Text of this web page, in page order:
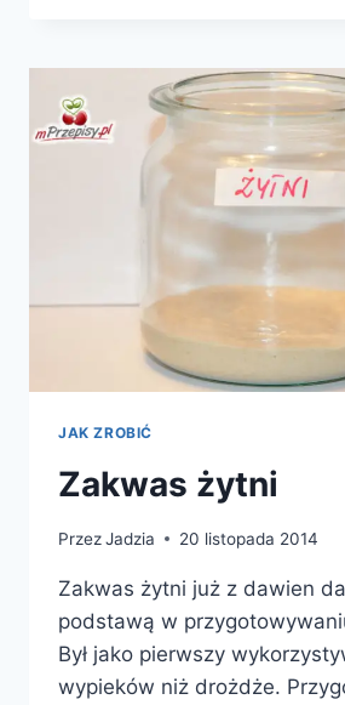
JAK ZROBIĆ
Zakwas żytni
PrzezJadzia 20 listopada 2014
Zakwas żytni już z dawien
podstawą w
Był jako pierwszy
wypieków niż drożdże.